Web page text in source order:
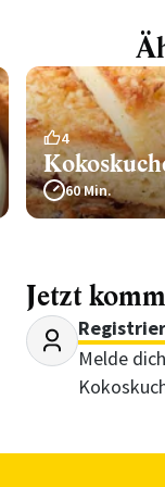
4
60 Min.
Jetzt
Melde